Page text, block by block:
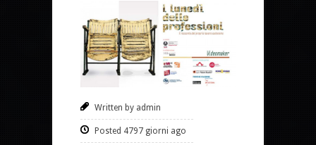
Written by admin
Posted 4797 giorni ago